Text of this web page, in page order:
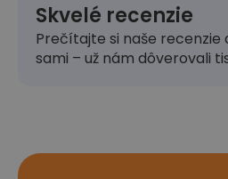
Skvelé recenzie
Prečítajte si naše recenzie
sami – už nám dôverovali